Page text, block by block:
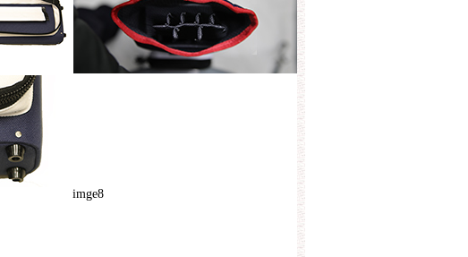
imge8